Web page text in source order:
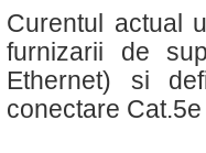
Curentul actual
furnizarii de
Ethernet) si
conectare